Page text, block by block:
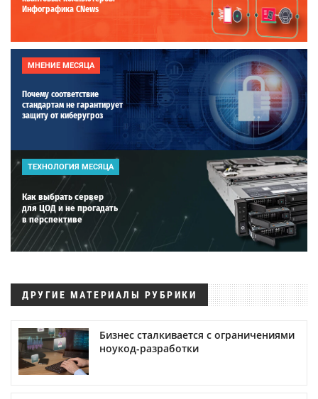
Инфографика CNews
МНЕНИЕ МЕСЯЦА
Почему соответствие
стандартам не гарантирует
защиту от киберугроз
ТЕХНОЛОГИЯ МЕСЯЦА
Как выбрать сервер
для ЦОД и не прогадать
в перспективе
ДРУГИЕ МАТЕРИАЛЫ РУБРИКИ
Бизнес сталкивается с ограничениями
ноукод-разработки